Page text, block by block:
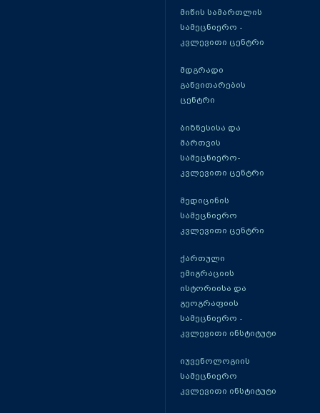
მიწის სამართლის
სამეცნიერო -
კვლევითი ცენტრი
მდგრადი
განვითარების
ცენტრი
ბიზნესისა და
მართვის
სამეცნიერო-
კვლევითი ცენტრი
მედიცინის
სამეცნიერო
კვლევითი ცენტრი
ქართული
ემიგრაციის
ისტორიისა და
გეოგრაფიის
სამეცნიერო -
კვლევითი ინსტიტუტი
იუვენოლოგიის
სამეცნიერო
კვლევითი ინსტიტუტი